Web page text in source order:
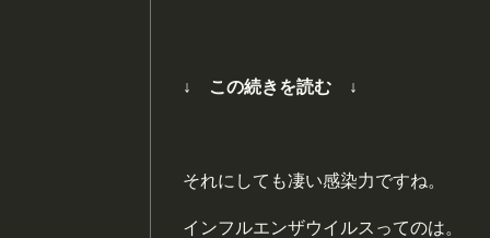
↓ この続きを読む ↓
それにしても凄い感染力ですね。
インフルエンザウイルスってのは。